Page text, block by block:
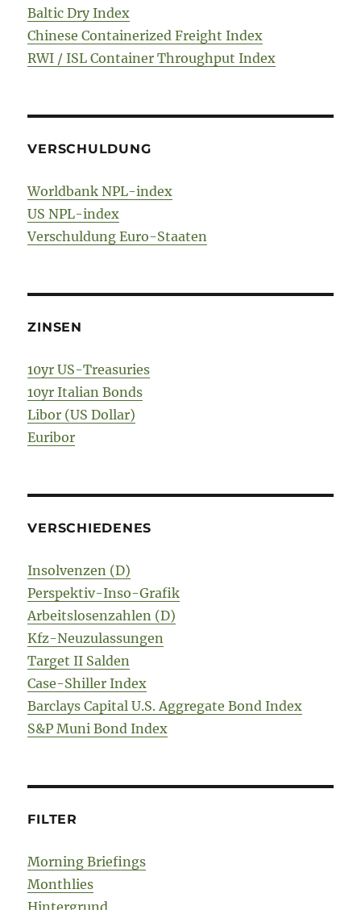
Baltic Dry Index
Chinese Containerized Freight Index
RWI / ISL Container Throughput Index
VERSCHULDUNG
Worldbank NPL-index
US NPL-index
Verschuldung Euro-Staaten
ZINSEN
10yr US-Treasuries
10yr Italian Bonds
Libor (US Dollar)
Euribor
VERSCHIEDENES
Insolvenzen (D)
Perspektiv-Inso-Grafik
Arbeitslosenzahlen (D)
Kfz-Neuzulassungen
Target II Salden
Case-Shiller Index
Barclays Capital U.S. Aggregate Bond Index
S&P Muni Bond Index
FILTER
Morning Briefings
Monthlies